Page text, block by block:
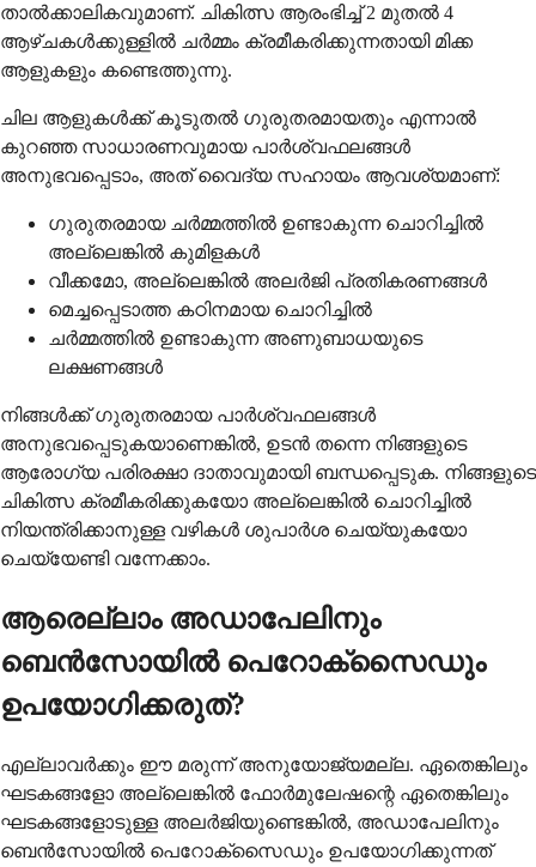
താൽക്കാലികവുമാണ്. ചികിത്സ ആരംഭിച്ച് 2 മുതൽ 4 ​​
ആഴ്ചകൾക്കുള്ളിൽ ചർമ്മം ക്രമീകരിക്കുന്നതായി മിക്ക
ആളുകളും കണ്ടെത്തുന്നു.
ചില ആളുകൾക്ക് കൂടുതൽ ഗുരുതരമായതും എന്നാൽ
കുറഞ്ഞ സാധാരണവുമായ പാർശ്വഫലങ്ങൾ
അനുഭവപ്പെടാം, അത് വൈദ്യ സഹായം ആവശ്യമാണ്:
ഗുരുതരമായ ചർമ്മത്തിൽ ഉണ്ടാകുന്ന ചൊറിച്ചിൽ
അല്ലെങ്കിൽ കുമിളകൾ
വീക്കമോ, അല്ലെങ്കിൽ അലർജി പ്രതികരണങ്ങൾ
മെച്ചപ്പെടാത്ത കഠിനമായ ചൊറിച്ചിൽ
ചർമ്മത്തിൽ ഉണ്ടാകുന്ന അണുബാധയുടെ
ലക്ഷണങ്ങൾ
നിങ്ങൾക്ക് ഗുരുതരമായ പാർശ്വഫലങ്ങൾ
അനുഭവപ്പെടുകയാണെങ്കിൽ, ഉടൻ തന്നെ നിങ്ങളുടെ
ആരോഗ്യ പരിരക്ഷാ ദാതാവുമായി ബന്ധപ്പെടുക. നിങ്ങളുടെ
ചികിത്സ ക്രമീകരിക്കുകയോ അല്ലെങ്കിൽ ചൊറിച്ചിൽ
നിയന്ത്രിക്കാനുള്ള വഴികൾ ശുപാർശ ചെയ്യുകയോ
ചെയ്യേണ്ടി വന്നേക്കാം.
ആരെല്ലാം അഡാപേലിനും
ബെൻസോയിൽ പെറോക്സൈഡും
ഉപയോഗിക്കരുത്?
എല്ലാവർക്കും ഈ മരുന്ന് അനുയോജ്യമല്ല. ഏതെങ്കിലും
ഘടകങ്ങളോ അല്ലെങ്കിൽ ഫോർമുലേഷന്റെ ഏതെങ്കിലും
ഘടകങ്ങളോടുള്ള അലർജിയുണ്ടെങ്കിൽ, അഡാപേലിനും
ബെൻസോയിൽ പെറോക്സൈഡും ഉപയോഗിക്കുന്നത്